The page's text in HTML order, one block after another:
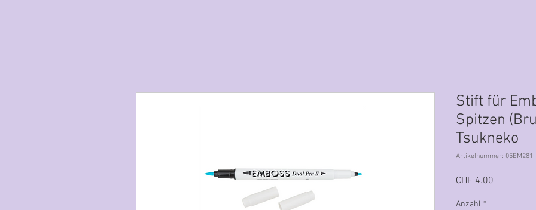
Stift für
Spitzen
Tsukneko
Artikelnummer: 05EM281
CHF 4.00
Anzahl *